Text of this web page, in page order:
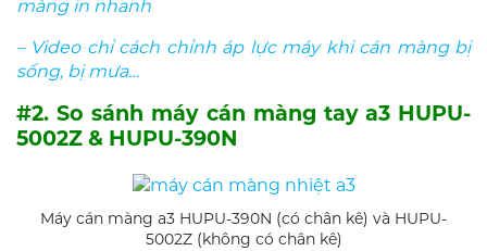
màng in nhanh
– Video chỉ cách chỉnh áp lực máy khi cán màng bị
sống, bị mưa…
#2. So sánh máy cán màng tay a3 HUPU-
5002Z & HUPU-390N
Máy cán màng a3 HUPU-390N (có chân kê) và HUPU-
5002Z (không có chân kê)